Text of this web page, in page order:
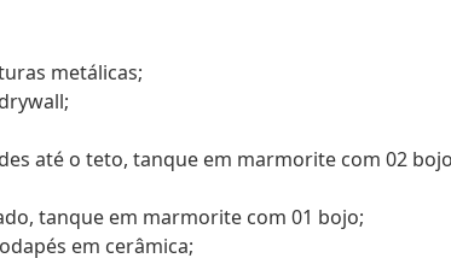
metálicas;
até o teto, tanque em marmorite com 02
tanque em marmorite com 01 bojo;
em cerâmica;